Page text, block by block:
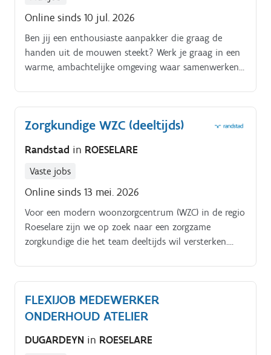
Online sinds 10 jul. 2026
Ben jij een enthousiaste aanpakker die graag de
handen uit de mouwen steekt? Werk je graag in een
warme, ambachtelijke omgeving waar samenwerken
Zorgkundige WZC (deeltijds)
Randstad in ROESELARE
Vaste jobs
Online sinds 13 mei. 2026
Voor een modern woonzorgcentrum (WZC) in de regio
Roeselare zijn we op zoek naar een zorgzame
zorgkundige die het team deeltijds wil versterken.
combineren met je priveleven, hobby's of gezin?
FLEXIJOB MEDEWERKER
ONDERHOUD ATELIER
DUGARDEYN in ROESELARE